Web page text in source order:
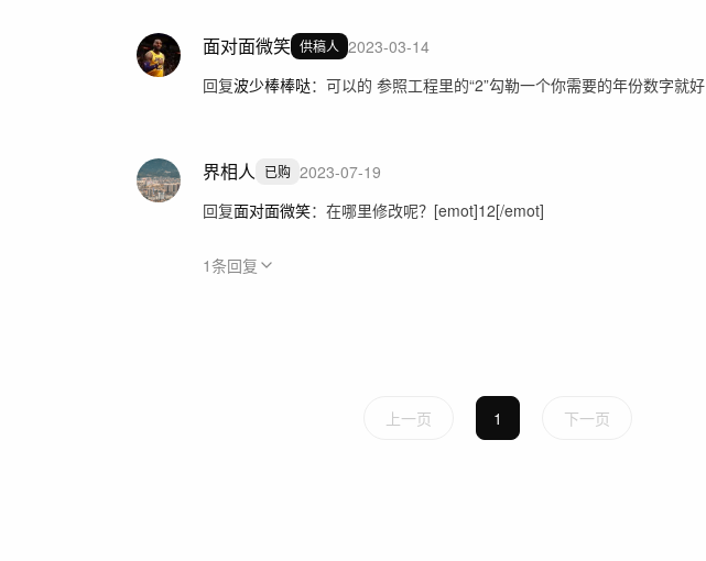
面对面微笑 供稿人 2023-03-14
回复波少棒棒哒： 可以的 参照工程里的“2”勾勒一个你需要的年份数字就好
界相人 已购 2023-07-19
回复面对面微笑： 在哪里修改呢？[emot]12[/emot]
1条回复
上一页 1 下一页